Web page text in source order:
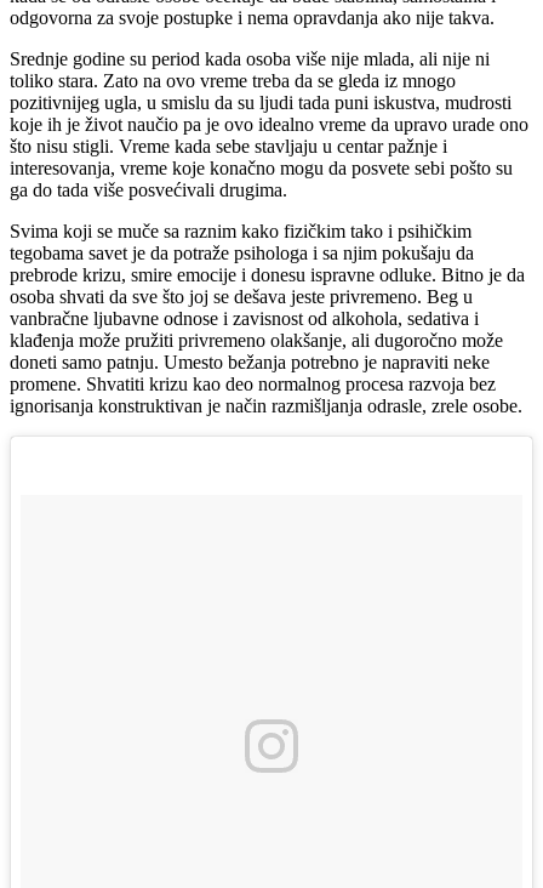
odgovorna za svoje postupke i nema opravdanja ako nije takva.
Srednje godine su period kada osoba više nije mlada, ali nije ni
toliko stara. Zato na ovo vreme treba da se gleda iz mnogo
pozitivnijeg ugla, u smislu da su ljudi tada puni iskustva, mudrosti
koje ih je život naučio pa je ovo idealno vreme da upravo urade ono
što nisu stigli. Vreme kada sebe stavljaju u centar pažnje i
interesovanja, vreme koje konačno mogu da posvete sebi pošto su
ga do tada više posvećivali drugima.
Svima koji se muče sa raznim kako fizičkim tako i psihičkim
tegobama savet je da potraže psihologa i sa njim pokušaju da
prebrode krizu, smire emocije i donesu ispravne odluke. Bitno je da
osoba shvati da sve što joj se dešava jeste privremeno. Beg u
vanbračne ljubavne odnose i zavisnost od alkohola, sedativa i
klađenja može pružiti privremeno olakšanje, ali dugoročno može
doneti samo patnju. Umesto bežanja potrebno je napraviti neke
promene. Shvatiti krizu kao deo normalnog procesa razvoja bez
ignorisanja konstruktivan je način razmišljanja odrasle, zrele osobe.